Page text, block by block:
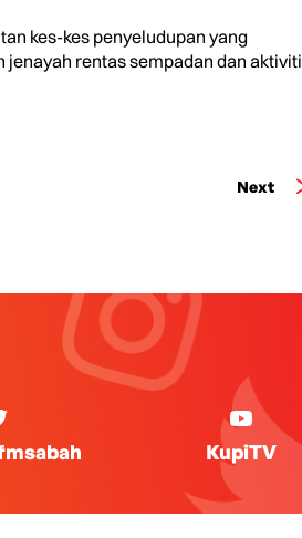
kes-kes penyeludupan yang
rentas sempadan dan aktiviti
Next
KupiTV